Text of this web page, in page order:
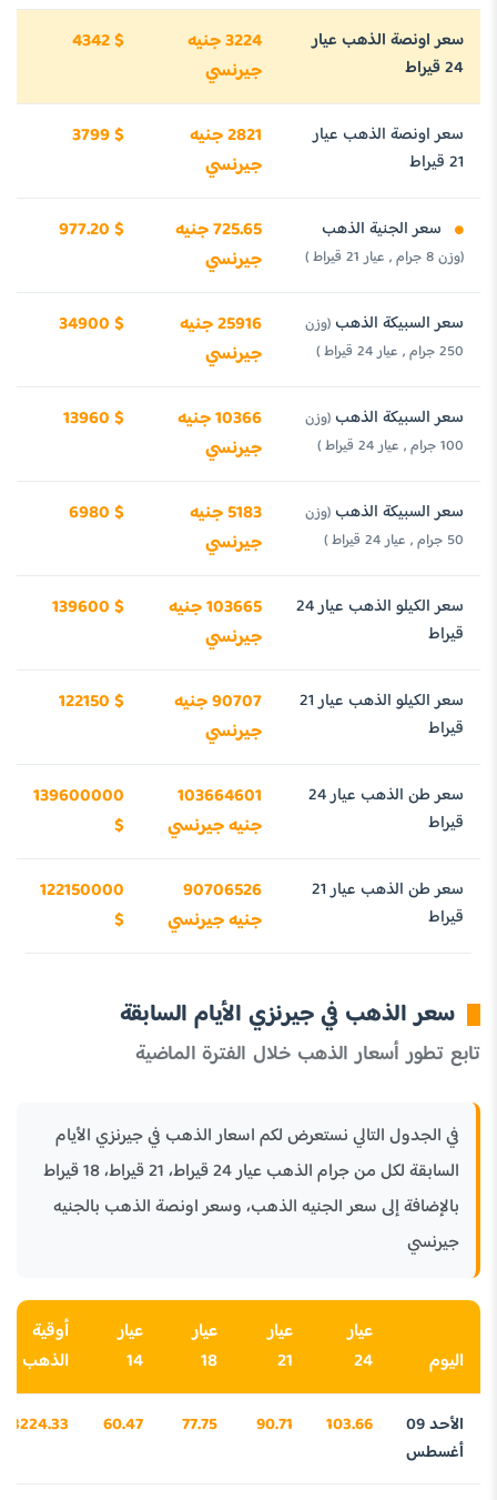
سعر اونصة الذهب عيار
24 قيراط
3224 جنيه
جيرنسي
4342 $
سعر اونصة الذهب عيار
21 قيراط
2821 جنيه
جيرنسي
3799 $
سعر الجنية الذهب
(وزن 8 جرام , عيار 21 قيراط )
725.65 جنيه
جيرنسي
977.20 $
سعر السبيكة الذهب (وزن
250 جرام , عيار 24 قيراط )
25916 جنيه
جيرنسي
34900 $
سعر السبيكة الذهب (وزن
100 جرام , عيار 24 قيراط )
10366 جنيه
جيرنسي
13960 $
سعر السبيكة الذهب (وزن
50 جرام , عيار 24 قيراط )
5183 جنيه
جيرنسي
6980 $
سعر الكيلو الذهب عيار 24
قيراط
103665 جنيه
جيرنسي
139600 $
سعر الكيلو الذهب عيار 21
قيراط
90707 جنيه
جيرنسي
122150 $
سعر طن الذهب عيار 24
قيراط
103664601
جنيه جيرنسي
139600000
$
سعر طن الذهب عيار 21
قيراط
90706526
جنيه جيرنسي
122150000
$
سعر الذهب في جيرنزي الأيام السابقة
تابع تطور أسعار الذهب خلال الفترة الماضية
في الجدول التالي نستعرض لكم اسعار الذهب في جيرنزي الأيام
السابقة لكل من جرام الذهب عيار 24 قيراط، 21 قيراط، 18 قيراط
بالإضافة إلى سعر الجنيه الذهب، وسعر اونصة الذهب بالجنيه
جيرنسي
اليوم
عيار
24
عيار
21
عيار
18
عيار
14
أوقية
الذهب
الأحد 09
أغسطس
103.66
90.71
77.75
60.47
3224.33